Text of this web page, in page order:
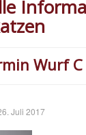
Wurf C
Juli 2017